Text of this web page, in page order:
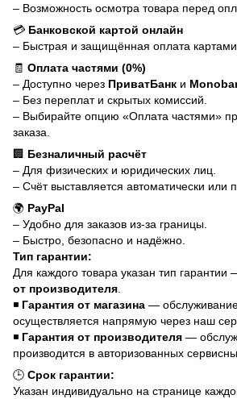
– Возможность осмотра товара перед
💳 Банковской картой онлайн
– Быстрая и защищённая оплата картами
🧾 Оплата частями (0%)
– Доступно через ПриватБанк и
– Без переплат и скрытых комиссий.
– Выбирайте опцию «Оплата частями»
заказа.
🏢 Безналичный расчёт
– Для физических и юридических лиц.
– Счёт выставляется автоматически или
🌍 PayPal
– Удобно для заказов из-за границы.
– Быстро, безопасно и надёжно.
Тип гарантии:
Для каждого товара указан тип гарантии
от производителя
◾ Гарантия от магазина —
осуществляется напрямую через наш
◾ Гарантия от производителя —
производится в авторизованных
🕒 Срок гарантии:
Указан индивидуально на странице